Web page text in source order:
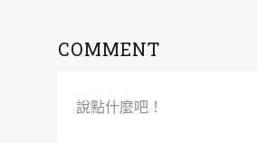
COMMENT
說點什麼吧！